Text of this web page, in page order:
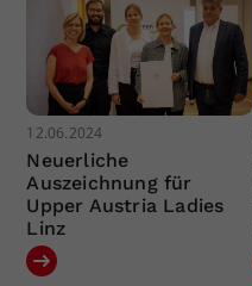
12.06.2024
Neuerliche
Auszeichnung für
Upper Austria Ladies
Linz